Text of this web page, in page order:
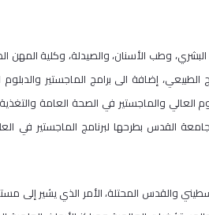
وطب الأسنان، والصيدلة، وكلية المهن
الطبيعي، إضافة الى برامج الماجستير
العالي والماجستير في الصحة العامة
القدس بطرحها لبرنامج الماجستير في
والقدس المحتلة، الأمر الذي يشير